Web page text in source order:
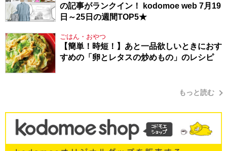
の記事がランクイン！ kodomoe web 7月19
日～25日の週間TOP5★
ごはん・おやつ
【簡単！時短！】あと一品欲しいときにおす
すめの「卵とレタスの炒めもの」のレシピ
もっと読む